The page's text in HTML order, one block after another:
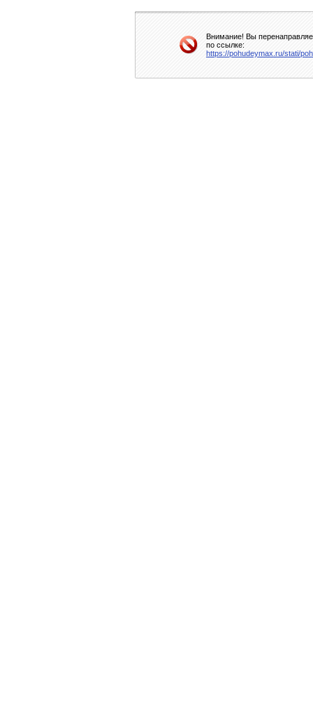
Внимание! Вы
по ссылке:
https://pohudeymax.ru/stati/